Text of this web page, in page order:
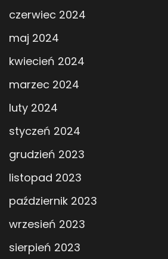
czerwiec 2024
maj 2024
kwiecień 2024
marzec 2024
luty 2024
styczeń 2024
grudzień 2023
listopad 2023
październik 2023
wrzesień 2023
sierpień 2023